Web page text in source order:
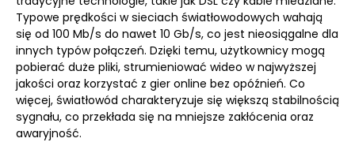
Typowe prędkości w sieciach światłowodowych wahają
się od 100 Mb/s do nawet 10 Gb/s, co jest nieosiągalne dla
innych typów połączeń. Dzięki temu, użytkownicy mogą
pobierać duże pliki, strumieniować wideo w najwyższej
jakości oraz korzystać z gier online bez opóźnień. Co
więcej, światłowód charakteryzuje się większą stabilnością
sygnału, co przekłada się na mniejsze zakłócenia oraz
awaryjność.